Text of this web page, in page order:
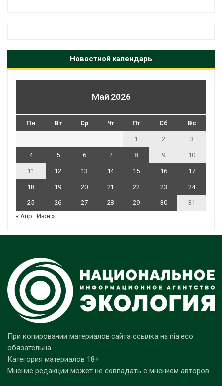
Новостной календарь
Май 2026
Пн Вт Ср Чт Пт Сб Вс
1 2 3
4 5 6 7 8 9 10
11 12 13 14 15 16 17
18 19 20 21 22 23 24
25 26 27 28 29 30
31
« Апр
Июн »
При копировании материалов сайта ссылка на nia.eco
обязательна.
Категория материалов 18+
Мнение редакции может не совпадать с мнением авторов.